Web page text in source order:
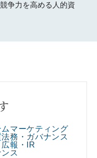
争力を高める人的資
マーケティング
法務・ガバナンス
広報・IR
ス